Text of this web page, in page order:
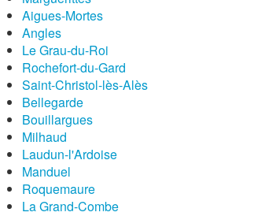
Aigues-Mortes
Angles
Le Grau-du-Roi
Rochefort-du-Gard
Saint-Christol-lès-Alès
Bellegarde
Bouillargues
Milhaud
Laudun-l'Ardoise
Manduel
Roquemaure
La Grand-Combe